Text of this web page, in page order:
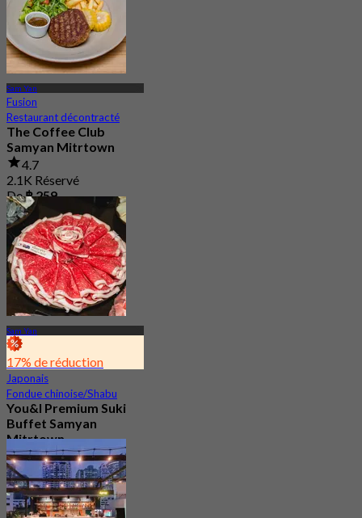
Sam Yan
Fusion
Restaurant décontracté
The Coffee Club
Samyan Mitrtown
4.7
2.1K Réservé
De฿ 259
Sam Yan
17% de réduction
Japonais
Fondue chinoise/Shabu
You&I Premium Suki
Buffet Samyan
Mitrtown
4.7
3.3K Réservé
De฿ 498